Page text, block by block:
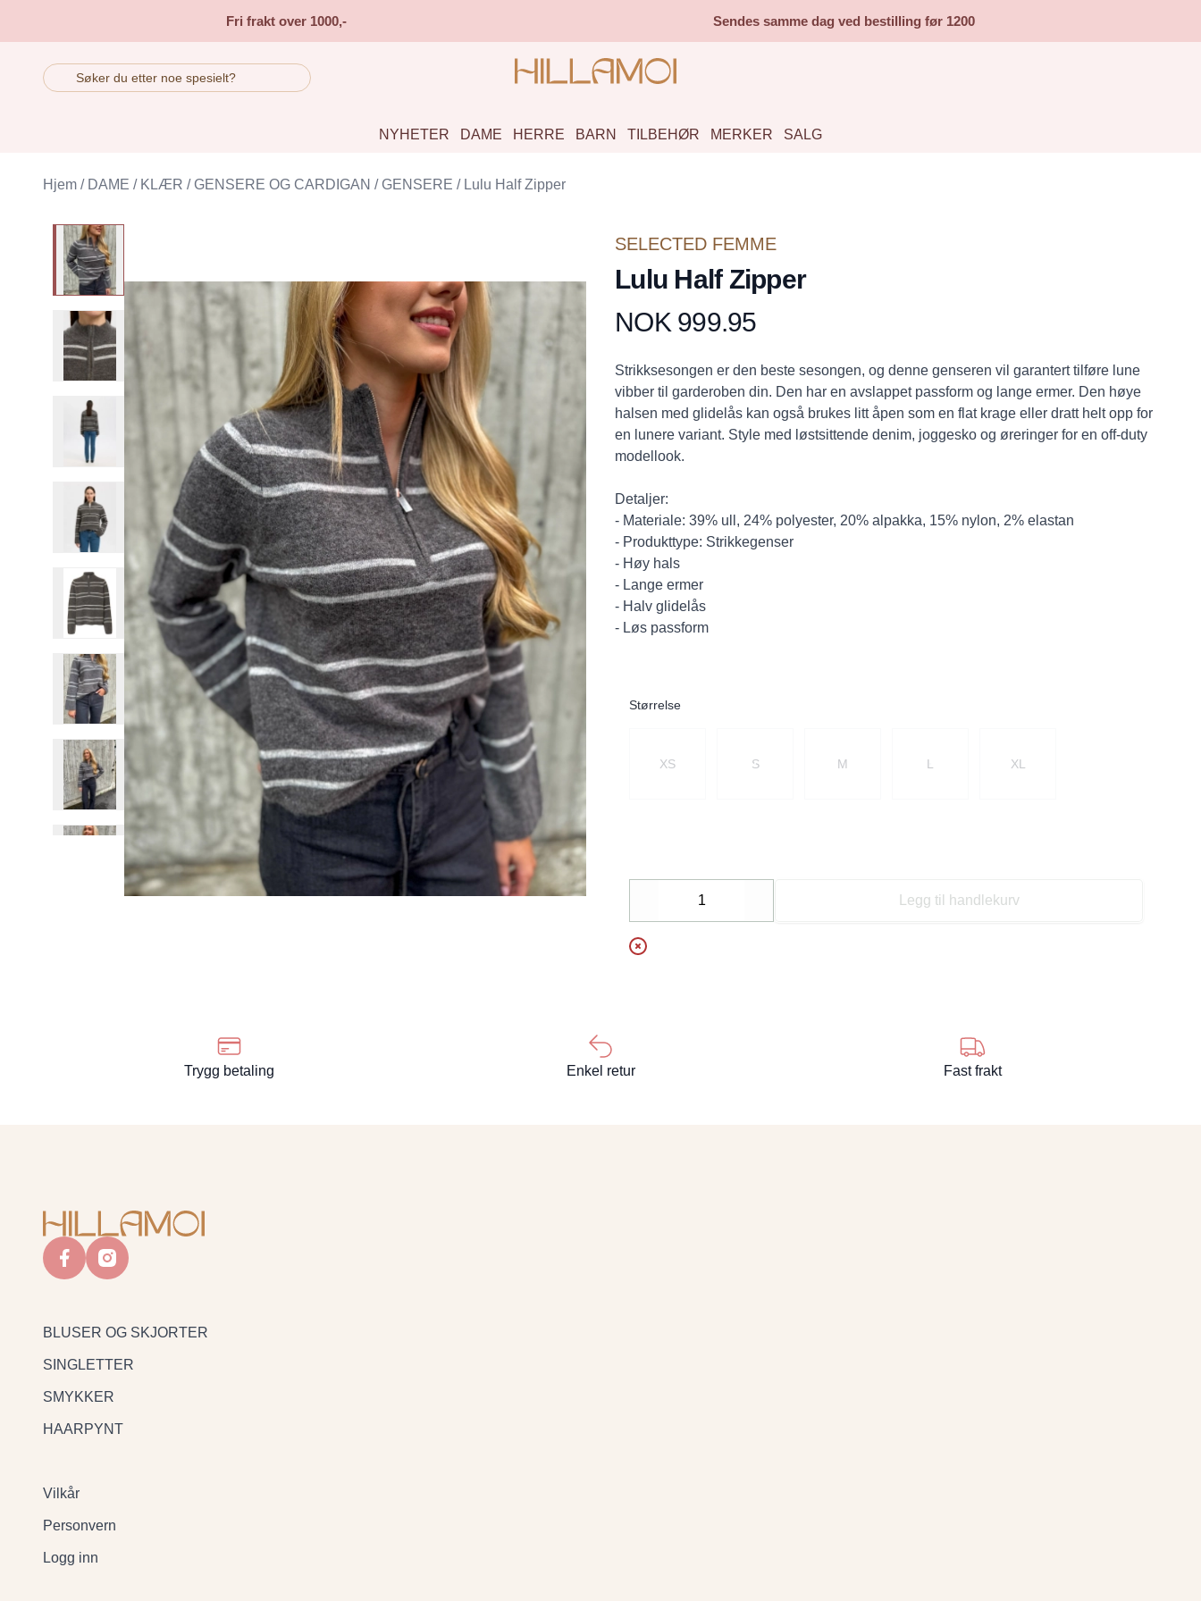
Fri frakt over 1000,- Sendes samme dag ved bestilling før 1200
NYHETER DAME HERRE BARN TILBEHØR MERKER SALG
Hjem / DAME / KLÆR / GENSERE OG CARDIGAN / GENSERE / Lulu Half Zipper
SELECTED FEMME
Lulu Half Zipper
Produktdetaljer
NOK 999.95
Description
Strikksesongen er den beste sesongen, og denne genseren vil garantert tilføre lune
vibber til garderoben din. Den har en avslappet passform og lange ermer. Den høye
halsen med glidelås kan også brukes litt åpen som en flat krage eller dratt helt opp for
en lunere variant. Style med løstsittende denim, joggesko og øreringer for en off-duty
modellook.
Detaljer:
- Materiale: 39% ull, 24% polyester, 20% alpakka, 15% nylon, 2% elastan
- Produkttype: Strikkegenser
- Høy hals
- Lange ermer
- Halv glidelås
- Løs passform
Størrelse
XS S M L XL
Decrease
Legg til handlekurv
Trygg betaling Enkel retur Fast frakt
facebookinstagram
BLUSER OG SKJORTER
SINGLETTER
SMYKKER
HAARPYNT
Vilkår
Personvern
Logg inn